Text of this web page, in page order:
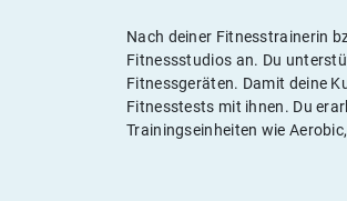
Nach deiner Fitnesstrainerin
Fitnessstudios an. Du
Fitnessgeräten. Damit deine
Fitnesstests mit ihnen. Du
Trainingseinheiten wie